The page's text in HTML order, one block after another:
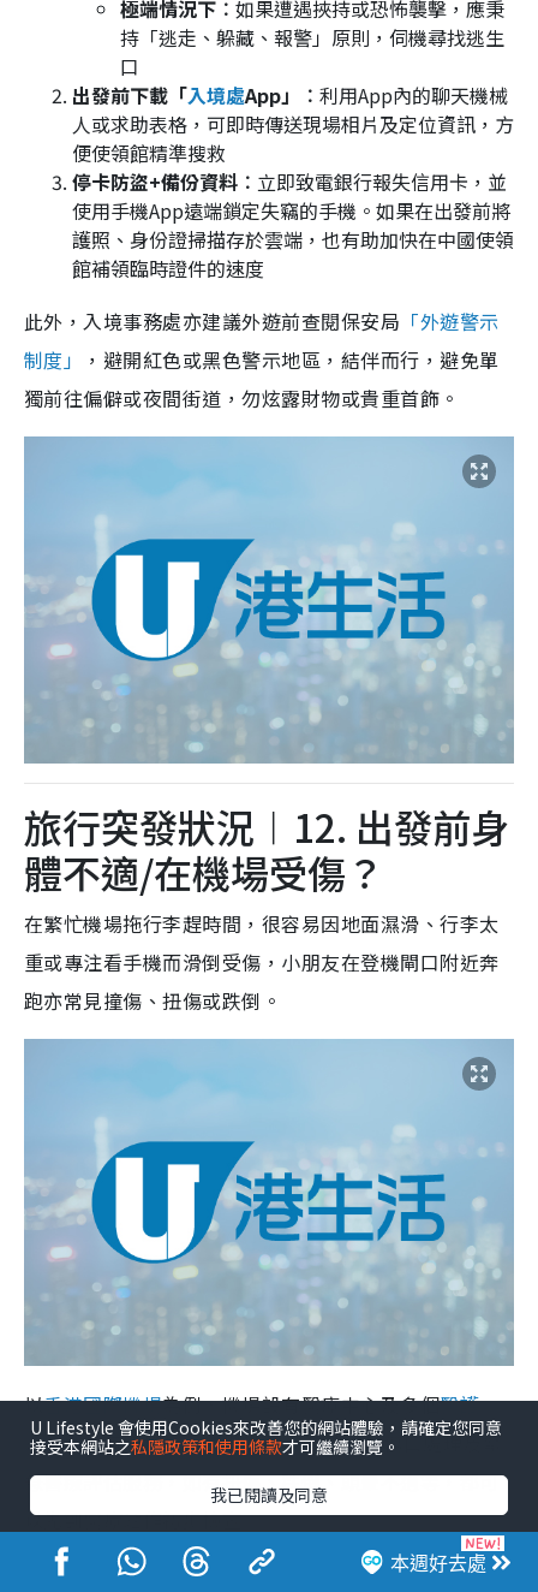
極端情況下︰ 如果遭遇挾持或恐怖襲擊，應秉
持「逃走、躲藏、報警」原則，伺機尋找逃生
口
出發前下載「入境處App」︰ 利用App內的聊天機械
人或求助表格，可即時傳送現場相片及定位資訊，方
便使領館精準搜救
停卡防盜+備份資料︰ 立即致電銀行報失信用卡，並
使用手機App遠端鎖定失竊的手機。如果在出發前將
護照、身份證掃描存於雲端，也有助加快在中國使領
館補領臨時證件的速度
此外，入境事務處亦建議外遊前查閱保安局 「外遊警示
制度」
，避開紅色或黑色警示地區，結伴而行，避免單
獨前往偏僻或夜間街道，勿炫露財物或貴重首飾。
旅行突發狀況︱12. 出發前身
體不適/在機場受傷？
在繁忙機場拖行李趕時間，很容易因地面濕滑、行李太
重或專注看手機而滑倒受傷，小朋友在登機閘口附近奔
跑亦常見撞傷、扭傷或跌倒。
以香港國際機場為例，機場設有醫療中心及多個醫護
站，由醫療機構營運，提供24小時急救、傷口處理及緊
急醫療評估服務，如有扭傷、跌倒、頭暈不適等，都可
以先到醫療站作初步檢查。
較輕微不適︰例如輕微感冒、輕度腸胃不適、輕微頭
本週好去處
U Lifestyle 會使用Cookies來改善您的網站體驗，請確定您同意
接受本網站之私隱政策和使用條款才可繼續瀏覽。
我已閱讀及同意